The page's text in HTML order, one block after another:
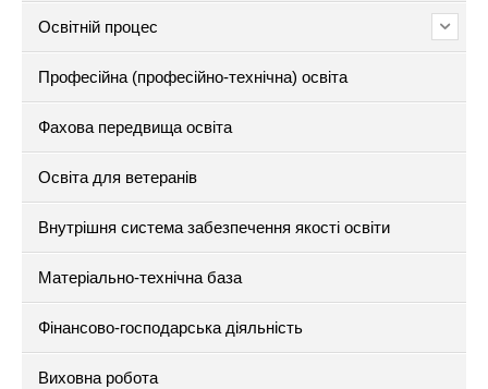
Освітній процес
Професійна (професійно-технічна) освіта
Фахова передвища освіта
Освіта для ветеранів
Внутрішня система забезпечення якості освіти
Матеріально-технічна база
Фінансово-господарська діяльність
Виховна робота